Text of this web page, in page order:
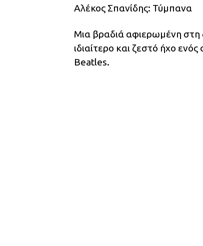
Αλέκος Σπανίδης: Τύμπανα
Μια βραδιά αφιερωμένη στη
ιδιαίτερο και ζεστό ήχο
Beatles.